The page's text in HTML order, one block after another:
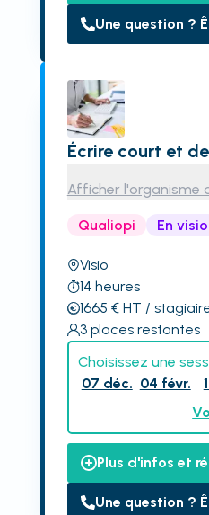
Une question ?
Écrire court et
Afficher l'organisme
Qualiopi En visio
Visio
14 heures
1665 € HT /
3 places restantes
Choisissez une
07 déc. 04 févr.
Plus d'infos et
Une question ?